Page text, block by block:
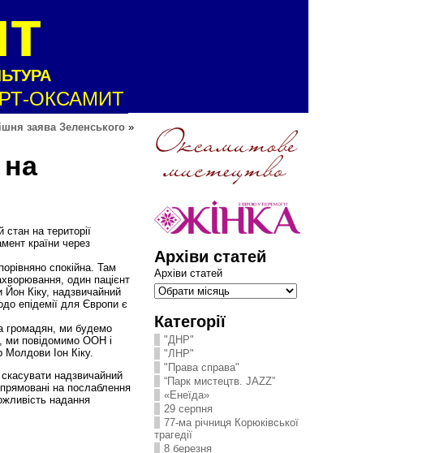
ОКСАМИТ
заява Зеленського »
на території
країни через
спокійна. Там
один пацієнт
Кіку, надзвичайний
епідемії для Європи є
громадян, ми будемо
ми повідомимо ООН і
Іон Кіку.
надзвичайний
на послаблення
надання
Архіви статей
Архіви статей
Категорії
"ДНР"
"ЛНР"
"Права справа"
“Парк мистецтв. JAZZ”
«Енеїда»
29 серпня
77-ма річниця Корюківської
трагедії
8 березня